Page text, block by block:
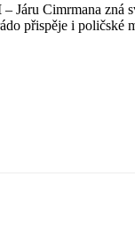
– Járu Cimrmana zná
přispěje i poličské